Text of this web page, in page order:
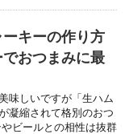
ーキーの作り方
でおつまみに最
味しいですが「生ハム
凝縮されて格別のおつ
ビールとの相性は抜群